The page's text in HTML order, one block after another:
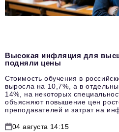
Высокая инфляция для
подняли цены
Стоимость обучения в
выросла на 10,7%, а в
14%, на некоторых
объясняют повышение цен
преподавателей и затрат на
04 августа 14:15